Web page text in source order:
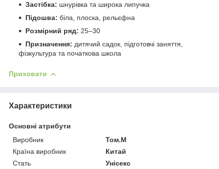
Застібка: шнурівка та широка липучка
Підошва: біла, плоска, рельєфна
Розмірний ряд: 25–30
Призначення: дитячий садок, підготовчі заняття,
фізкультура та початкова школа
Приховати
Характеристики
Основні атрибути
Виробник
Том.М
Країна виробник
Китай
Стать
Унісекс